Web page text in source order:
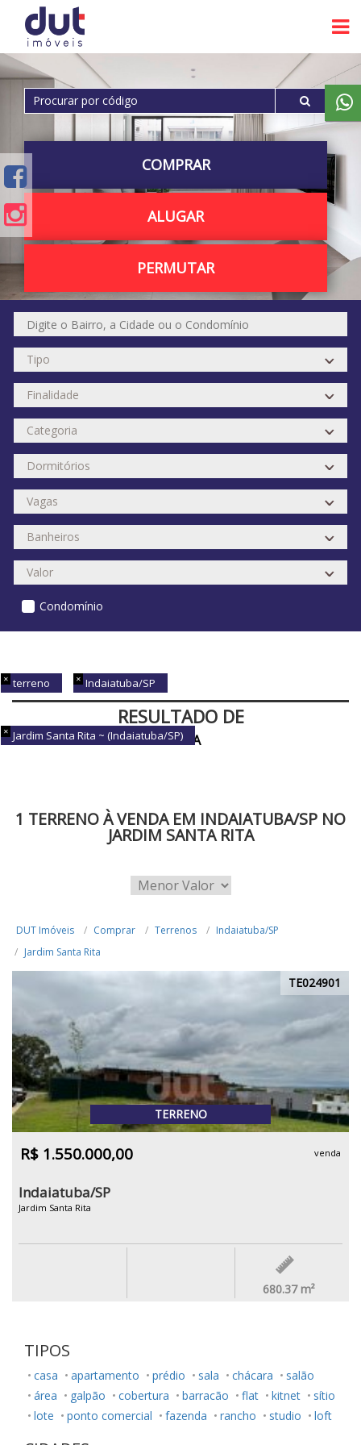
COMPRAR
ALUGAR
PERMUTAR
Condomínio
terreno Indaiatuba/SP
Jardim Santa Rita ~ (Indaiatuba/SP)
RESULTADO DE
BUSCA
1 TERRENO À VENDA EM INDAIATUBA/SP NO
JARDIM SANTA RITA
DUT Imóveis Comprar Terrenos
Indaiatuba/SP
Jardim Santa Rita
TE024901
TERRENO
R$ 1.550.000,00 venda
Indaiatuba/SP
Jardim Santa Rita
680.37 m²
TIPOS
casa apartamento prédio sala chácara
salão
área
galpão cobertura barracão flat kitnet
sítio
lote
ponto comercial fazenda rancho studio loft